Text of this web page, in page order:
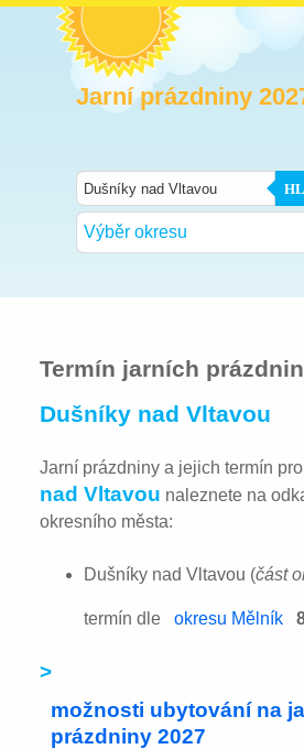
Jarní prázdniny
Výběr okresu
Termín jarních
Dušníky nad Vltavou
Jarní prázdniny a jejich termín
nad Vltavou naleznete na
okresního města:
Dušníky nad Vltavou (část
termín dle okresu Mělník
>
možnosti ubytování na
prázdniny 2027